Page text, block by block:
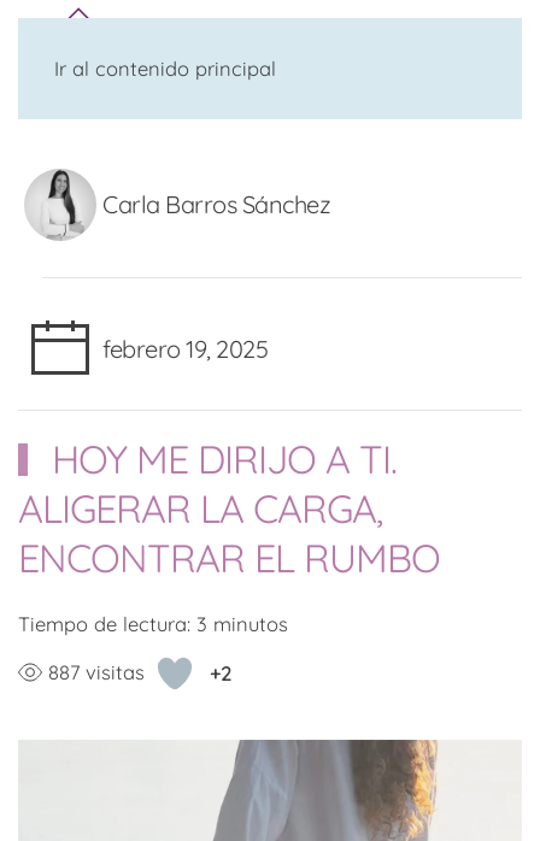
Ir al contenido principal
Carla Barros Sánchez
febrero 19, 2025
HOY ME DIRIJO A TI.
ALIGERAR LA CARGA,
ENCONTRAR EL RUMBO
Tiempo de lectura: 3 minutos
887 visitas
+2